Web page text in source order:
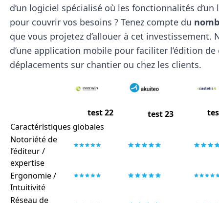
d’un logiciel spécialisé où les fonctionnalités
pour couvrir vos besoins ? Tenez compte du
que vous projetez d’allouer à cet investissement.
d’une application mobile pour faciliter l’édition
déplacements sur chantier ou chez les clients.
test 22 test 23
Caractéristiques globales
Notoriété de
l’éditeur /
expertise
Ergonomie /
Intuitivité
Réseau de